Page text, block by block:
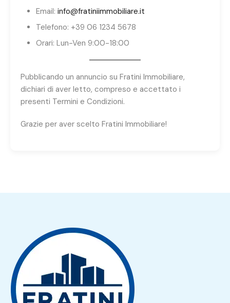
Email: info@fratiniimmobiliare.it
Telefono: +39 06 1234 5678
Orari: Lun-Ven 9:00-18:00
Pubblicando un annuncio su Fratini Immobiliare,
dichiari di aver letto, compreso e accettato i
presenti Termini e Condizioni.
Grazie per aver scelto Fratini Immobiliare!